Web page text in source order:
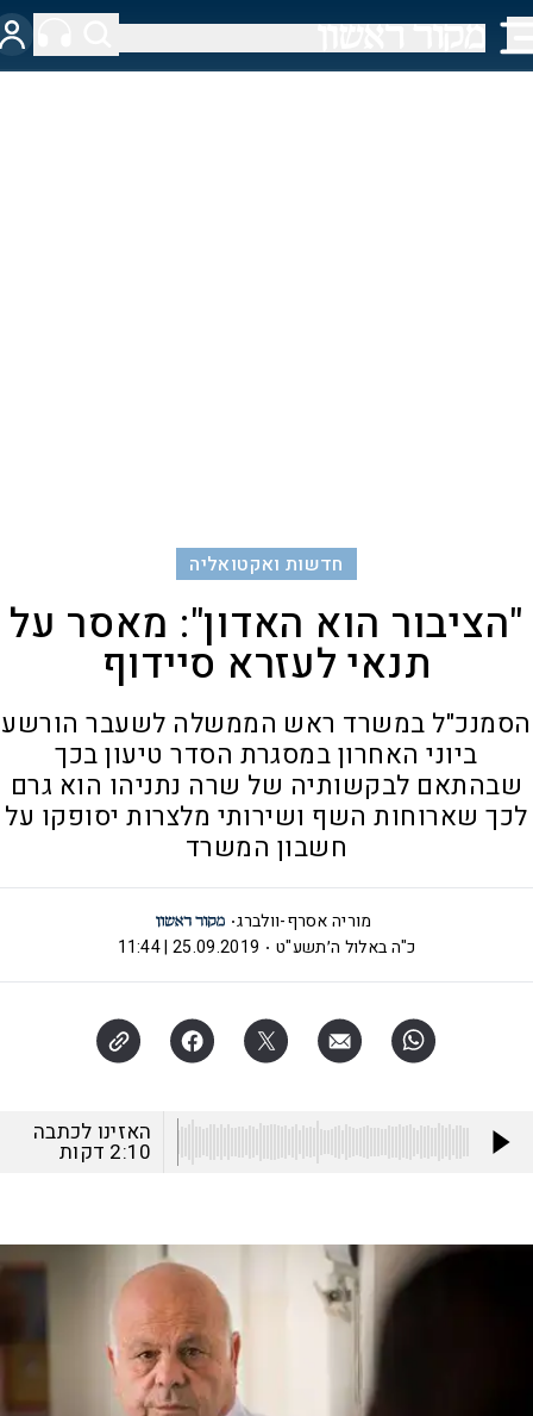
חדשות ואקטואליה
"הציבור הוא האדון": מאסר על
תנאי לעזרא סיידוף
הסמנכ"ל במשרד ראש הממשלה לשעבר הורשע
ביוני האחרון במסגרת הסדר טיעון בכך
שבהתאם לבקשותיה של שרה נתניהו הוא גרם
לכך שארוחות השף ושירותי מלצרות יסופקו על
חשבון המשרד
מוריה אסרף-וולברג
כ"ה באלול ה׳תשע"ט
25.09.2019 | 11:44
האזינו לכתבה
2:10 דקות